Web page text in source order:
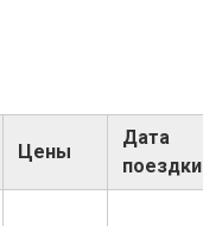
Цены
Дата
поездки